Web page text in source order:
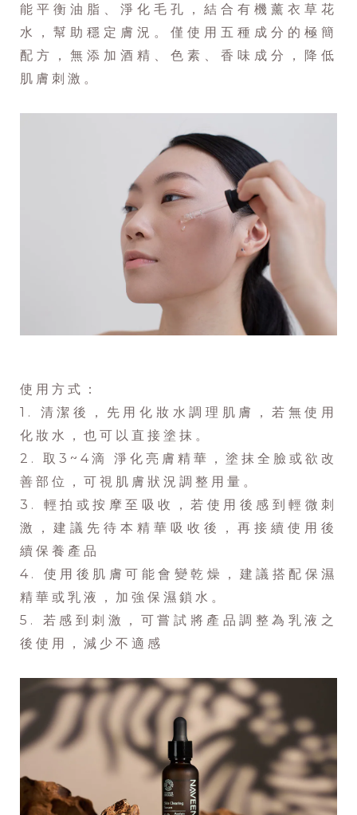
能平衡油脂、淨化毛孔，結合有機薰衣草花
水，幫助穩定膚況。僅使用五種成分的極簡
配方，無添加酒精、色素、香味成分，降低
肌膚刺激。
使用方式：
1. 清潔後，先用化妝水調理肌膚，若無使用
化妝水，也可以直接塗抹。
2. 取3~4滴 淨化亮膚精華，塗抹全臉或欲改
善部位，可視肌膚狀況調整用量。
3. 輕拍或按摩至吸收，若使用後感到輕微刺
激，建議先待本精華吸收後，再接續使用後
續保養產品
4. 使用後肌膚可能會變乾燥，建議搭配保濕
精華或乳液，加強保濕鎖水。
5. 若感到刺激，可嘗試將產品調整為乳液之
後使用，減少不適感